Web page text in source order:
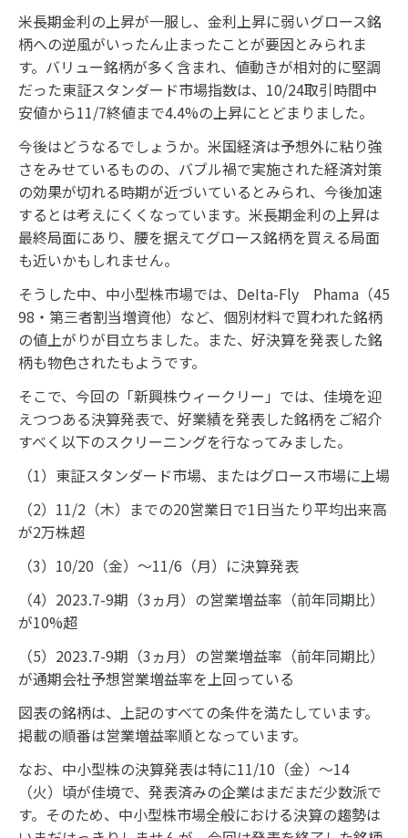
米長期金利の上昇が一服し、金利上昇に弱いグロース銘
柄への逆風がいったん止まったことが要因とみられま
す。バリュー銘柄が多く含まれ、値動きが相対的に堅調
だった東証スタンダード市場指数は、10/24取引時間中
安値から11/7終値まで4.4%の上昇にとどまりました。
今後はどうなるでしょうか。米国経済は予想外に粘り強
さをみせているものの、バブル禍で実施された経済対策
の効果が切れる時期が近づいているとみられ、今後加速
するとは考えにくくなっています。米長期金利の上昇は
最終局面にあり、腰を据えてグロース銘柄を買える局面
も近いかもしれません。
そうした中、中小型株市場では、DeIta-Fly Phama（45
98・第三者割当増資他）など、個別材料で買われた銘柄
の値上がりが目立ちました。また、好決算を発表した銘
柄も物色されたもようです。
そこで、今回の「新興株ウィークリー」では、佳境を迎
えつつある決算発表で、好業績を発表した銘柄をご紹介
すべく以下のスクリーニングを行なってみました。
（1）東証スタンダード市場、またはグロース市場に上場
（2）11/2（木）までの20営業日で1日当たり平均出来高
が2万株超
（3）10/20（金）～11/6（月）に決算発表
（4）2023.7-9期（3ヵ月）の営業増益率（前年同期比）
が10%超
（5）2023.7-9期（3ヵ月）の営業増益率（前年同期比）
が通期会社予想営業増益率を上回っている
図表の銘柄は、上記のすべての条件を満たしています。
掲載の順番は営業増益率順となっています。
なお、中小型株の決算発表は特に11/10（金）～14
（火）頃が佳境で、発表済みの企業はまだまだ少数派で
す。そのため、中小型株市場全般における決算の趨勢は